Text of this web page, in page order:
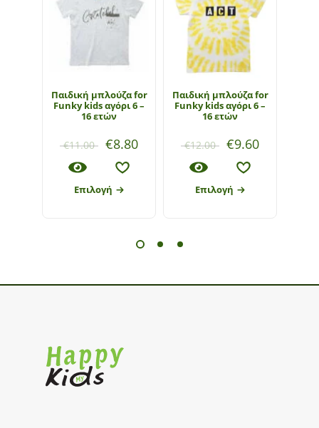
Παιδική μπλούζα for
Funky kids αγόρι 6 –
16 ετών
€11.00 €8.80
Επιλογή
Παιδική μπλούζα for
Funky kids αγόρι 6 –
16 ετών
€12.00 €9.60
Επιλογή